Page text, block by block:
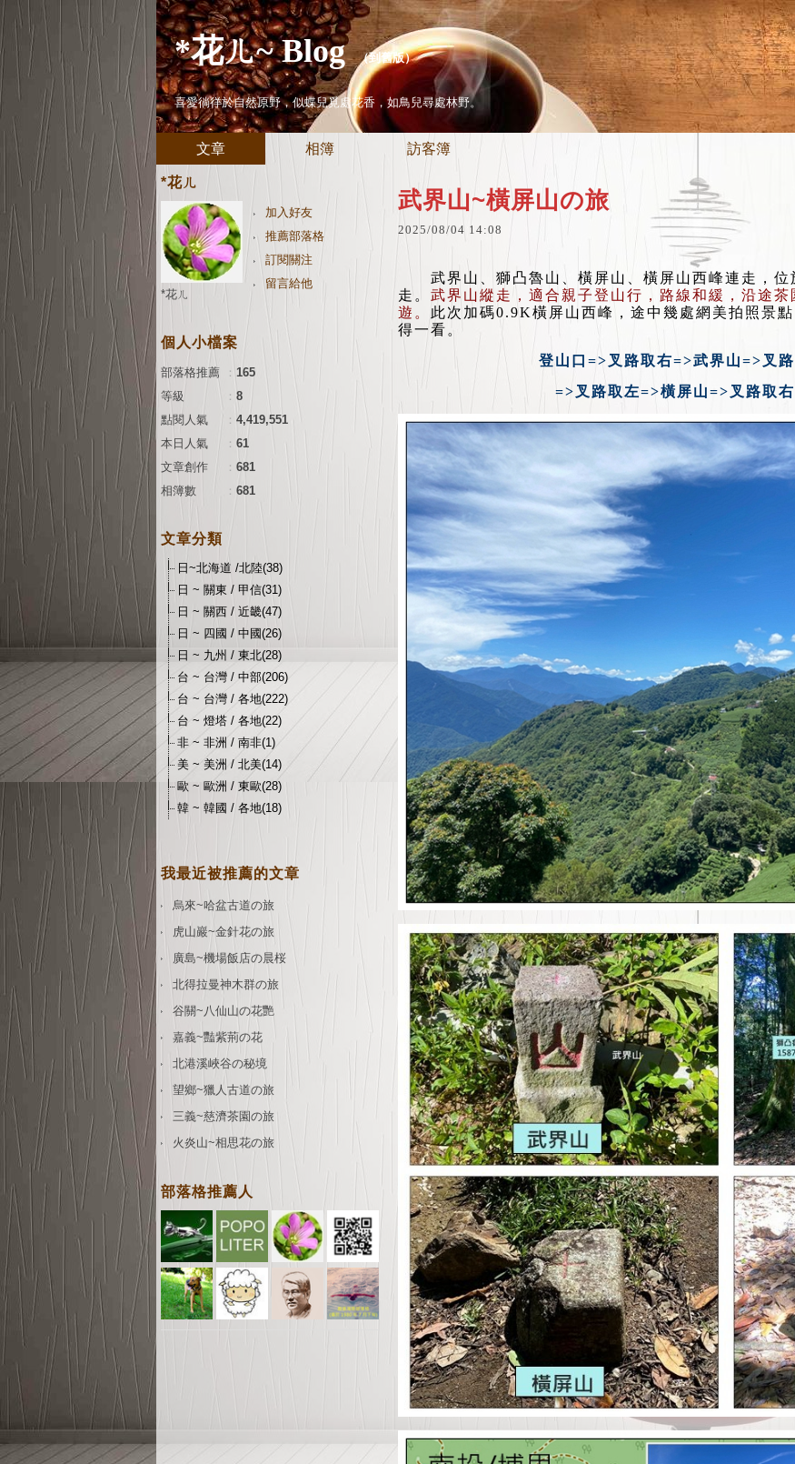
*花ㄦ~ Blog（到舊版）
喜愛徜徉於自然原野，似蝶兒覓處花香，如鳥兒尋處林野。
文章 相簿 訪客簿
武界山~橫屏山の旅
2025/08/04 14:08
武界山、獅凸魯山、橫屏山、橫屏山西峰連走，位
走。 武界山縱走，適合親子登山行，路線和緩，沿途
遊。 此次加碼0.9K橫屏山西峰，途中幾處網美拍照景
得一看。
登山口=>叉路取右=>武界山=>叉
=>叉路取左=>橫屏山=>叉路取
*花ㄦ
加入好友
推薦部落格
訂閱關注
留言給他
*花ㄦ
個人小檔案
部落格推薦 ： 165
等級
： 8
點閱人氣
： 4,419,551
本日人氣
： 61
文章創作
： 681
相簿數
： 681
文章分類
日~北海道 /北陸(38)
日 ~ 關東 / 甲信(31)
日 ~ 關西 / 近畿(47)
日 ~ 四國 / 中國(26)
日 ~ 九州 / 東北(28)
台 ~ 台灣 / 中部(206)
台 ~ 台灣 / 各地(222)
台 ~ 燈塔 / 各地(22)
非 ~ 非洲 / 南非(1)
美 ~ 美洲 / 北美(14)
歐 ~ 歐洲 / 東歐(28)
韓 ~ 韓國 / 各地(18)
我最近被推薦的文章
烏來~哈盆古道の旅
虎山巖~金針花の旅
廣島~機場飯店の晨桜
北得拉曼神木群の旅
谷關~八仙山の花艷
嘉義~豔紫荊の花
北港溪峽谷の秘境
望鄉~獵人古道の旅
三義~慈濟茶園の旅
火炎山~相思花の旅
部落格推薦人